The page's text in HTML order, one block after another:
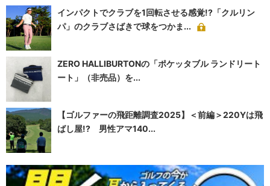
インパクトでクラブを1回転させる感覚!?「クルリン
パ」のクラブさばきで球をつかま...
ZERO HALLIBURTONの「ポケッタブル ランドリート
ート」（非売品）を...
【ゴルファーの飛距離調査2025】＜前編＞220Yは飛
ばし屋!? 男性アマ140...